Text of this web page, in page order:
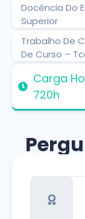
Docência Do
Superior
Trabalho De
De Curso –
Carga
720h